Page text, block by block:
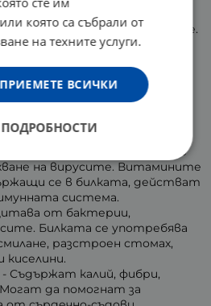
настинка и висока
е за сърцето и бъбреците.
в устната кухина.
силни релаксиращи и
Билката има успокояващ
влияе при депресия и
при настинка, кашлица и
етерични масла, които
на вирусите. Витамините
се в билката, действат
система.
от бактерии,
Билката се употребява
разстроен стомах,
киселини.
- Съдържат калий, фибри,
да помогнат за
която са събрали от
на техните услуги.
ПРИЕМЕТЕ ВСИЧКИ